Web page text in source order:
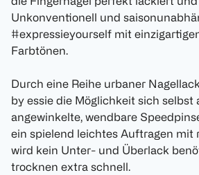
Unkonventionell und
#expressieyourself mit
Farbtönen.
Durch eine Reihe urbaner
by essie die Möglichkeit sich selbst
angewinkelte, wendbare
ein spielend leichtes Auftragen mit
wird kein Unter- und Überlack
trocknen extra schnell.